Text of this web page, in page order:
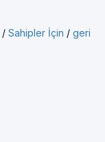
/ Sahipler İçin / geri